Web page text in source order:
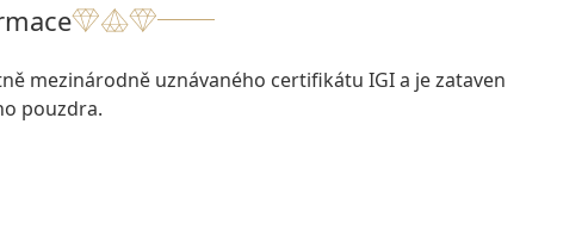
mezinárodně uznávaného certifikátu IGI a je zataven
pouzdra.